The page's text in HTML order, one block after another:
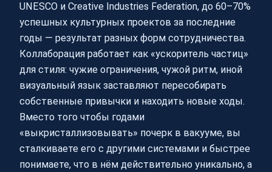
UNESCO и Creative Industries Federation, до 60–70%
успешных культурных проектов за последние
годы — результат разных форм сотрудничества.
Коллаборация работает как «ускоритель частиц»
для стиля: чужие ограничения, чужой ритм, иной
визуальный язык заставляют пересобирать
собственные привычки и находить новые ходы.
Вместо того чтобы годами
«выкристаллизовывать» почерк в вакууме, вы
сталкиваете его с другими системами и быстрее
понимаете, что в нём действительно уникально, а